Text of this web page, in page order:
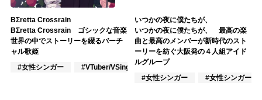
BΣretta Crossrain
BΣretta Crossrain ゴシックな音楽
世界の中でストーリーを綴るバーチ
ャル歌姫
#女性シンガー
#VTuber/VSinger #J-POP
いつかの夜に僕たちが、
いつかの夜に僕たちが、 最高の楽
曲と最高のメンバーが新時代のスト
ーリーを紡ぐ大阪発の４人組アイド
ルグループ
#女性シンガー
#女性シンガーグ